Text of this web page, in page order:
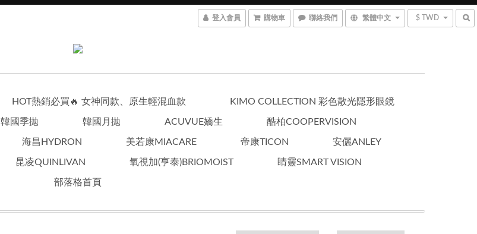
登入會員 購物車 聯絡我們 繁體中文 $ TWD
HOT熱銷必買🔥 女神同款、原生輕混血款 KIMO COLLECTION 彩色散光隱形眼鏡
韓國季拋 韓國月拋 ACUVUE嬌生 酷柏COOPERVISION
海昌HYDRON 美若康MIACARE 帝康TICON 安儷ANLEY
昆凌QUINLIVAN 氧視加(亨泰)BRIOMOIST 睛靈SMART VISION
部落格首頁